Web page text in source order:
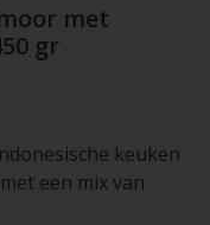
met
gr
keuken
een mix van